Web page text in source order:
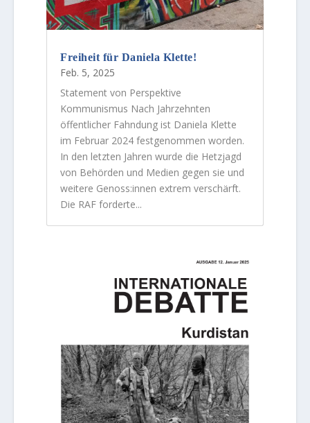
Freiheit für Daniela Klette!
Feb. 5, 2025
Statement von Perspektive
Kommunismus Nach Jahrzehnten
öffentlicher Fahndung ist Daniela Klette
im Februar 2024 festgenommen worden.
In den letzten Jahren wurde die Hetzjagd
von Behörden und Medien gegen sie und
weitere Genoss:innen extrem verschärft.
Die RAF forderte...